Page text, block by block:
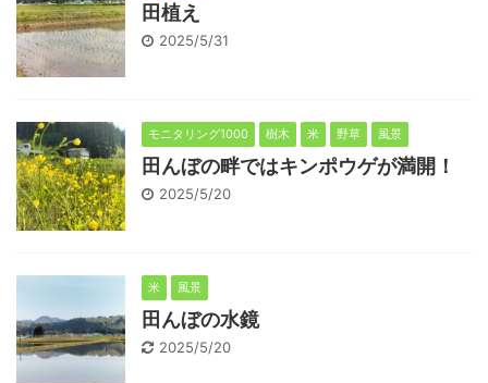
田植え
2025/5/31
モニタリング1000 樹木 米 野草 風景
田んぼの畔ではキンポウゲが満開！
2025/5/20
米 風景
田んぼの水鏡
2025/5/20